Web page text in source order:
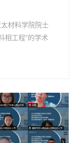
材料学院院士
相工程”的学术